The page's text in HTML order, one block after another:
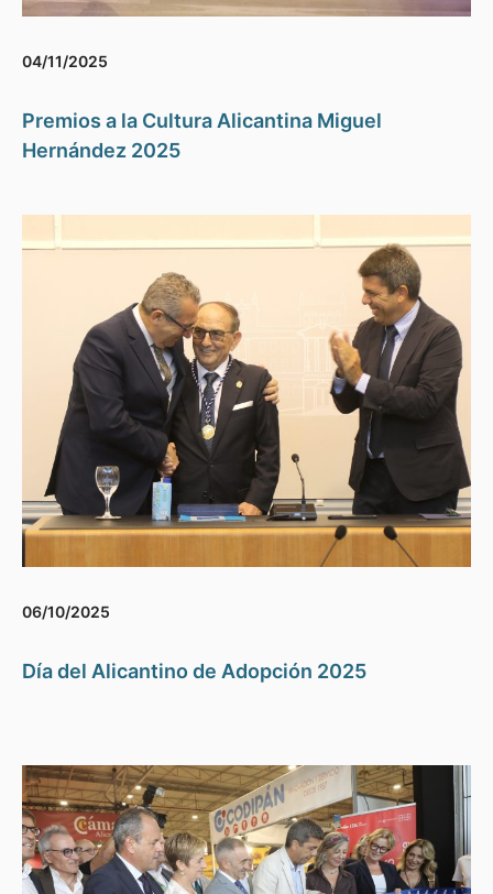
04/11/2025
Premios a la Cultura Alicantina Miguel
Hernández 2025
06/10/2025
Día del Alicantino de Adopción 2025